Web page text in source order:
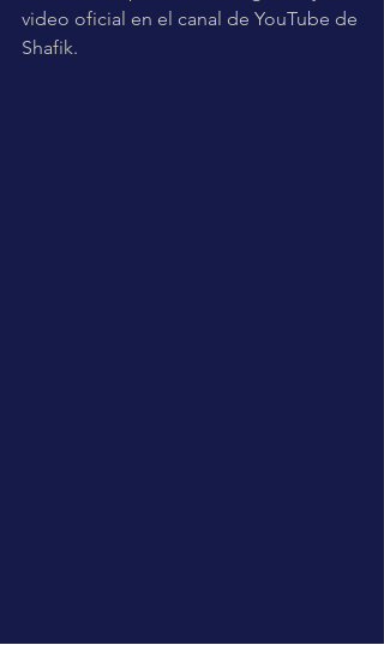
video oficial en el canal de YouTube de
Shafik.